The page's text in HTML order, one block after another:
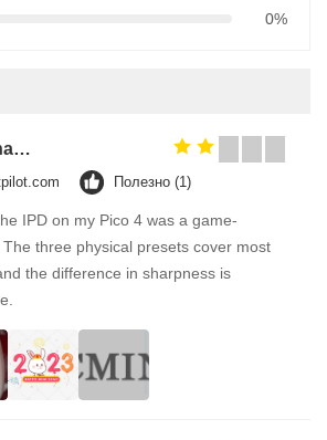
0%
Songshang
Полезно (1)
IPD on my Pico 4 was a game-
three physical presets cover most
the difference in sharpness is